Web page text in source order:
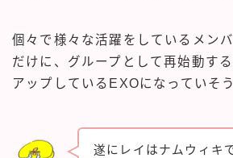
個々で様々な活躍をしているメン
だけに、グループとして再始動す
アップしているEXOになっていそ
遂にレイはナムウィキ